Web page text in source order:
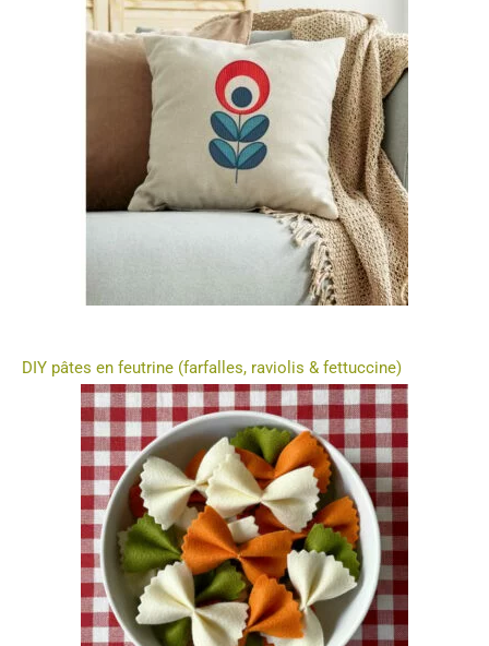
DIY pâtes en feutrine (farfalles, raviolis & fettuccine)